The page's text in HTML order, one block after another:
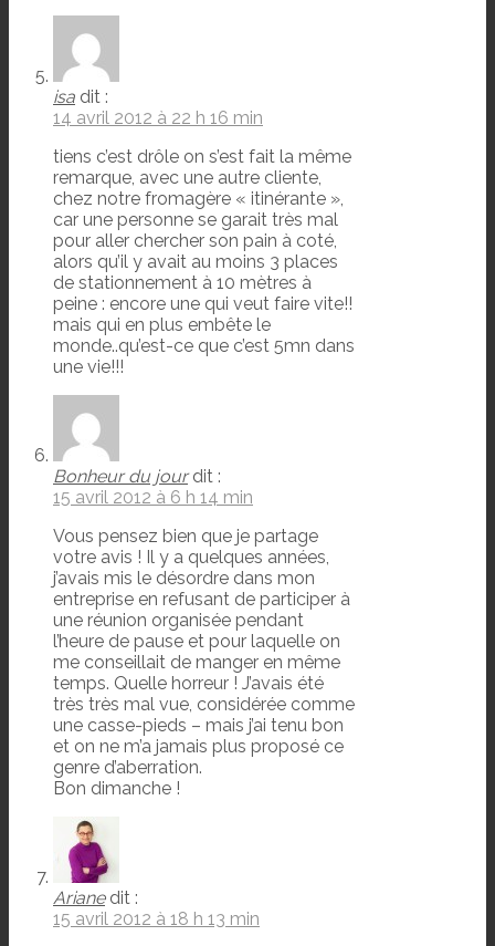
isa dit :
14 avril 2012 à 22 h 16 min
tiens c’est drôle on s’est fait la même
remarque, avec une autre cliente,
chez notre fromagère « itinérante »,
car une personne se garait très mal
pour aller chercher son pain à coté,
alors qu’il y avait au moins 3 places
de stationnement à 10 mètres à
peine : encore une qui veut faire vite!!
mais qui en plus embête le
monde..qu’est-ce que c’est 5mn dans
une vie!!!
Bonheur du jour dit :
15 avril 2012 à 6 h 14 min
Vous pensez bien que je partage
votre avis ! Il y a quelques années,
j’avais mis le désordre dans mon
entreprise en refusant de participer à
une réunion organisée pendant
l’heure de pause et pour laquelle on
me conseillait de manger en même
temps. Quelle horreur ! J’avais été
très très mal vue, considérée comme
une casse-pieds – mais j’ai tenu bon
et on ne m’a jamais plus proposé ce
genre d’aberration.
Bon dimanche !
Ariane dit :
15 avril 2012 à 18 h 13 min